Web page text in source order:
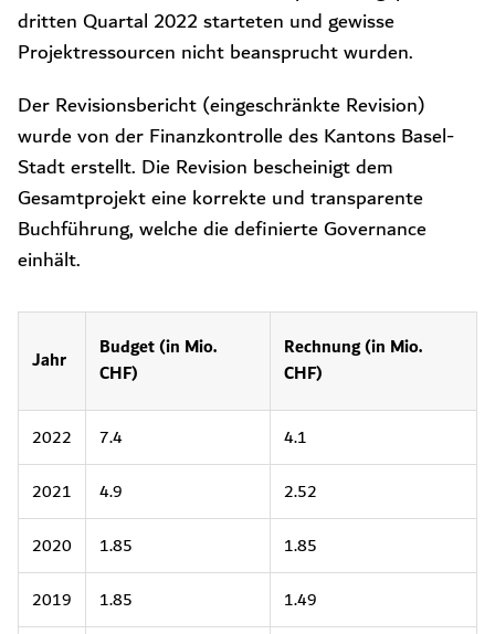
dritten Quartal 2022 starteten und gewisse
Projektressourcen nicht beansprucht wurden.
Der Revisionsbericht (eingeschränkte Revision)
wurde von der Finanzkontrolle des Kantons Basel-
Stadt erstellt. Die Revision bescheinigt dem
Gesamtprojekt eine korrekte und transparente
Buchführung, welche die definierte Governance
einhält.
Jahr
Budget (in Mio.
CHF)
Rechnung (in Mio.
CHF)
2022 7.4
4.1
2021
4.9
2.52
2020
1.85
1.85
2019
1.85 1.49